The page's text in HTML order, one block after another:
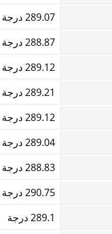
289.07 درجة
288.87 درجة
289.12 درجة
289.21 درجة
289.12 درجة
289.04 درجة
288.83 درجة
290.75 درجة
289.1 درجة